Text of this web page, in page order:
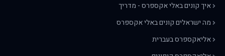
איך קונים באלי אקספרס - מדריך
מה ישראלים קונים באלי אקספרס
אליאקספרס בעברית